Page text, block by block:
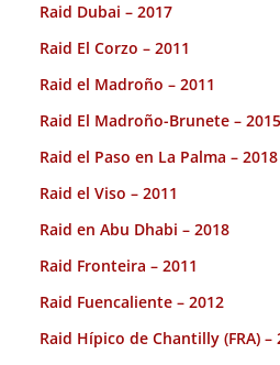
Raid Dubai – 2017
Raid El Corzo – 2011
Raid el Madroño – 2011
Raid El Madroño-Brunete – 2015
Raid el Paso en La Palma – 2018
Raid el Viso – 2011
Raid en Abu Dhabi – 2018
Raid Fronteira – 2011
Raid Fuencaliente – 2012
Raid Hípico de Chantilly (FRA) –